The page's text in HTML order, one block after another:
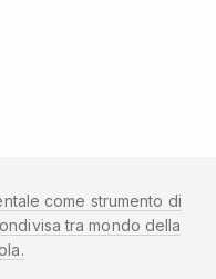
come strumento di
tra mondo della